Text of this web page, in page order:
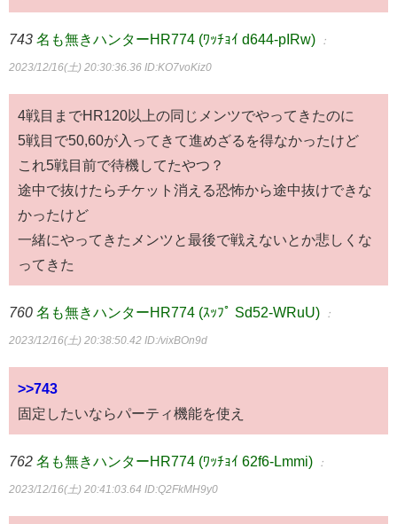
743 名も無きハンターHR774 (ﾜｯﾁｮｲ d644-pIRw) ：
2023/12/16(土) 20:30:36.36 ID:KO7voKiz0
4戦目までHR120以上の同じメンツでやってきたのに
5戦目で50,60が入ってきて進めざるを得なかったけど
これ5戦目前で待機してたやつ？
途中で抜けたらチケット消える恐怖から途中抜けできな
かったけど
一緒にやってきたメンツと最後で戦えないとか悲しくな
ってきた
760 名も無きハンターHR774 (ｽｯﾌﾟ Sd52-WRuU) ：
2023/12/16(土) 20:38:50.42 ID:/vixBOn9d
>>743
固定したいならパーティ機能を使え
762 名も無きハンターHR774 (ﾜｯﾁｮｲ 62f6-Lmmi) ：
2023/12/16(土) 20:41:03.64 ID:Q2FkMH9y0